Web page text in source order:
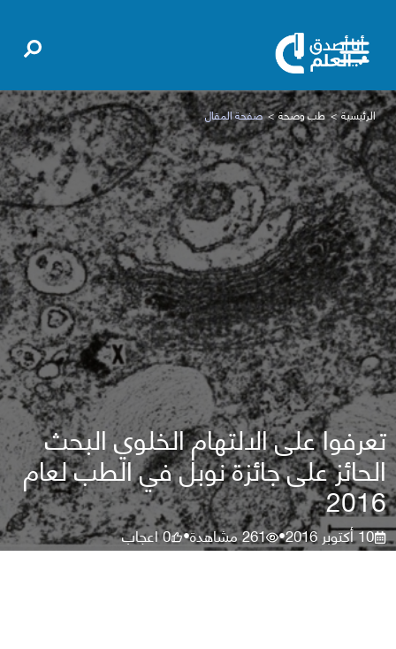
الرئيسية طب وصحة صفحة المقال
تعرفوا على الالتهام الخلوي البحث
الحائز على جائزة نوبل في الطب لعام
2016
10 أكتوبر 2016 •
261مشاهدة•
0اعجاب